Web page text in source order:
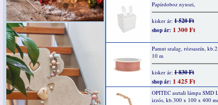
Papírdoboz nyuszi,
kisker ár: 1 520 Ft
shop ár: 1 300 Ft
Pamut szalag, rózsaszín,
10 m
kisker ár: 1 830 Ft
shop ár: 1 425 Ft
OPITEC asztali lámpa SMD
izzós, kb.300 x 100 x 400